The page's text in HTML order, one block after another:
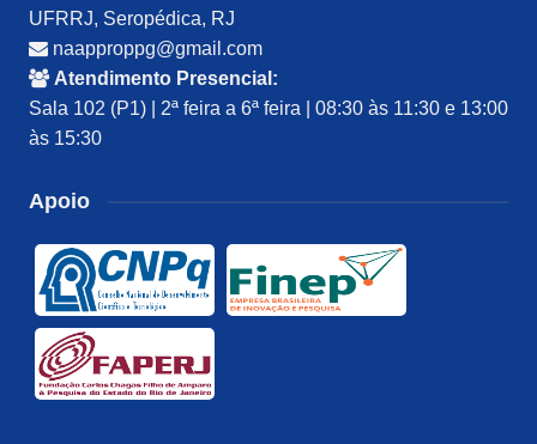
UFRRJ, Seropédica, RJ
naapproppg@gmail.com
Atendimento Presencial:
Sala 102 (P1) | 2ª feira a 6ª feira | 08:30 às 11:30 e 13:00
às 15:30
Apoio